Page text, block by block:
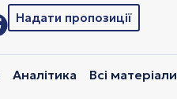
Надати пропозиції
Аналітика Всі матеріали